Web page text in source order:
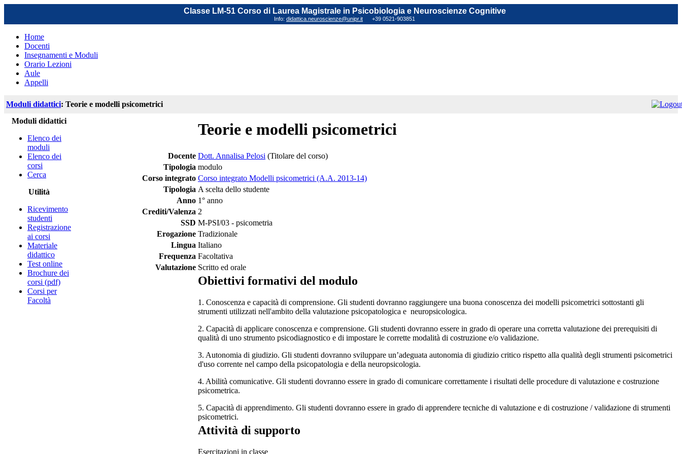
Classe LM-51 Corso di Laurea Magistrale in Psicobiologia e Neuroscienze Cognitive
Info: didattica.neuroscienze@unipr.it +39 0521-903851
Home
Docenti
Insegnamenti e Moduli
Orario Lezioni
Aule
Appelli
Moduli didattici: Teorie e modelli psicometrici
Moduli didattici
Elenco dei
moduli
Elenco dei
corsi
Cerca
Utilità
Ricevimento
studenti
Registrazione
ai corsi
Materiale
didattico
Test online
Brochure dei
corsi (pdf)
Corsi per
Facoltà
Teorie e modelli psicometrici
Docente Dott. Annalisa Pelosi (Titolare del corso)
Tipologia modulo
Corso integrato Corso integrato Modelli psicometrici (A.A. 2013-14)
Tipologia A scelta dello studente
Anno 1° anno
Crediti/Valenza 2
SSD M-PSI/03 - psicometria
Erogazione Tradizionale
Lingua Italiano
Frequenza Facoltativa
Valutazione Scritto ed orale
Obiettivi formativi del modulo
1. Conoscenza e capacità di comprensione. Gli studenti dovranno raggiungere una buona conoscenza dei modelli psicometrici sottostanti gli
strumenti utilizzati nell'ambito della valutazione psicopatologica e neuropsicologica.
2. Capacità di applicare conoscenza e comprensione. Gli studenti dovranno essere in grado di operare una corretta valutazione dei prerequisiti di
qualità di uno strumento psicodiagnostico e di impostare le corrette modalità di costruzione e/o validazione.
3. Autonomia di giudizio. Gli studenti dovranno sviluppare un’adeguata autonomia di giudizio critico rispetto alla qualità degli strumenti psicometrici
d'uso corrente nel campo della psicopatologia e della neuropsicologia.
4. Abilità comunicative. Gli studenti dovranno essere in grado di comunicare correttamente i risultati delle procedure di valutazione e costruzione
psicometrica.
5. Capacità di apprendimento. Gli studenti dovranno essere in grado di apprendere tecniche di valutazione e di costruzione / validazione di strumenti
psicometrici.
Attività di supporto
Esercitazioni in classe